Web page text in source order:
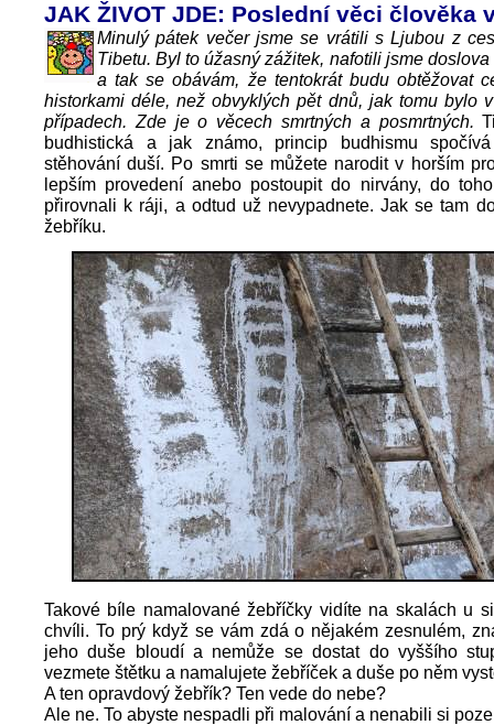
JAK ŽIVOT JDE: Poslední věci člověka
Minulý pátek večer jsme se vrátili s Ljubou z
Tibetu. Byl to úžasný zážitek, nafotili jsme
a tak se obávám, že tentokrát budu obtěžovat
historkami déle, než obvyklých pět dnů, jak tomu bylo
případech. Zde je o věcech smrtných a posmrtných.
budhistická a jak známo, princip budhismu
stěhování duší. Po smrti se můžete narodit v horším
lepším provedení anebo postoupit do nirvány, do
přirovnali k ráji, a odtud už nevypadnete. Jak se tam
žebříku.
Takové bíle namalované žebříčky vidíte na skalách u
chvíli. To prý když se vám zdá o nějakém zesnulém,
jeho duše bloudí a nemůže se dostat do vyššího
vezmete štětku a namalujete žebříček a duše po něm
A ten opravdový žebřík? Ten vede do nebe?
Ale ne. To abyste nespadli při malování a nenabili si